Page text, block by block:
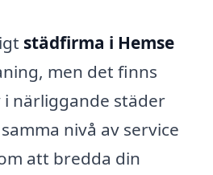
städfirma i Hemse
men det finns
närliggande städer
nivå av service
att bredda din